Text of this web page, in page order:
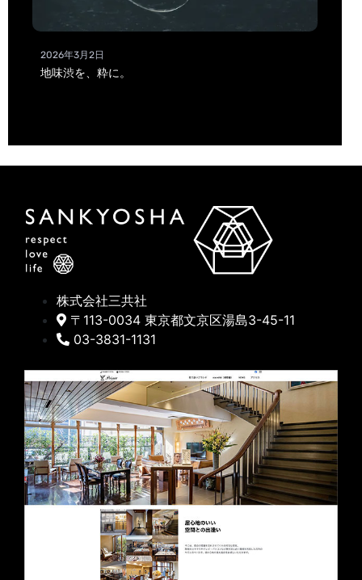
2026年3月2日
地味渋を、粋に。
株式会社三共社
〒113-0034 東京都文京区湯島3-45-11
03-3831-1131